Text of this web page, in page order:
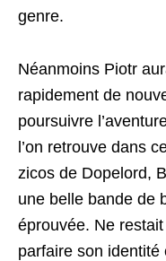
genre.
Néanmoins Piotr
rapidement de
poursuivre
l’on retrouve dans
zicos de Dopelord,
une belle bande de
éprouvée. Ne
parfaire son